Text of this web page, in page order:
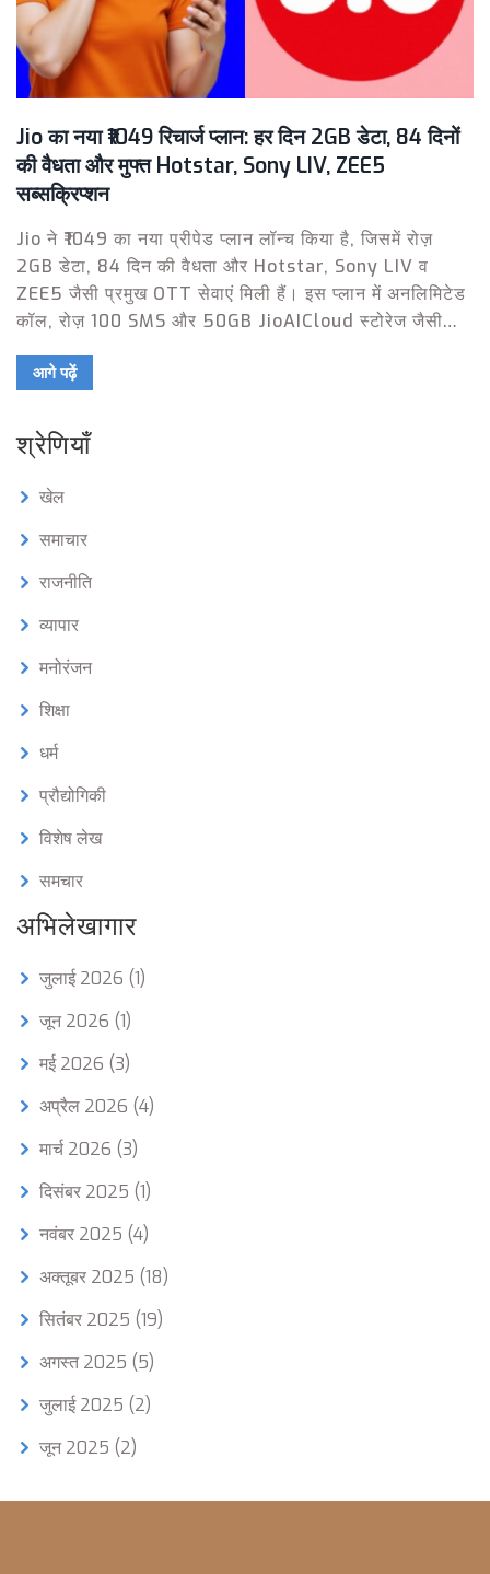
Jio का नया ₹1049 रिचार्ज प्लान: हर दिन 2GB डेटा, 84 दिनों
की वैधता और मुफ्त Hotstar, Sony LIV, ZEE5
सब्सक्रिप्शन
Jio ने ₹1049 का नया प्रीपेड प्लान लॉन्च किया है, जिसमें रोज़
2GB डेटा, 84 दिन की वैधता और Hotstar, Sony LIV व
ZEE5 जैसी प्रमुख OTT सेवाएं मिली हैं। इस प्लान में अनलिमिटेड
कॉल, रोज़ 100 SMS और 50GB JioAICloud स्टोरेज जैसी
के साथ मनोरंजन भी चाहते हैं।
आगे पढ़ें
श्रेणियाँ
खेल
समाचार
राजनीति
व्यापार
मनोरंजन
शिक्षा
धर्म
प्रौद्योगिकी
विशेष लेख
समचार
अभिलेखागार
जुलाई 2026 (1)
जून 2026 (1)
मई 2026 (3)
अप्रैल 2026 (4)
मार्च 2026 (3)
दिसंबर 2025 (1)
नवंबर 2025 (4)
अक्तूबर 2025 (18)
सितंबर 2025 (19)
अगस्त 2025 (5)
जुलाई 2025 (2)
जून 2025 (2)